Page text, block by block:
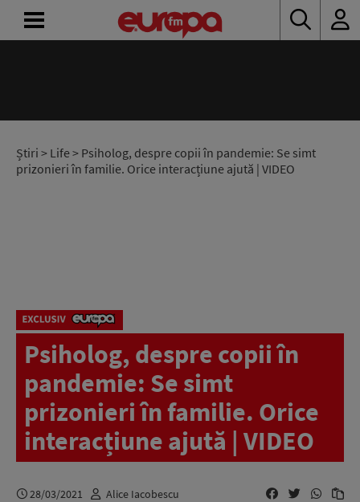
Știri > Life> Psiholog, despre copii în pandemie: Se simt
prizonieri în familie. Orice interacțiune ajută | VIDEO
Psiholog, despre copii în
pandemie: Se simt
prizonieri în familie. Orice
interacțiune ajută | VIDEO
28/03/2021 Alice Iacobescu
RADIO